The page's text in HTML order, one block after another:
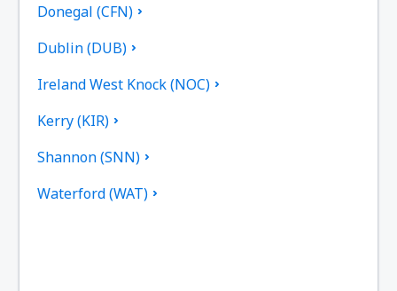
Donegal (CFN)
Dublin (DUB)
Ireland West Knock (NOC)
Kerry (KIR)
Shannon (SNN)
Waterford (WAT)